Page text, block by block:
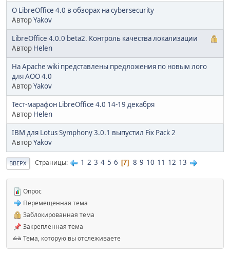
О LibreOffice 4.0 в обзорах на cybersecurity
АвторYakov
LibreOffice 4.0.0 beta2. Контроль качества локализации
Автор Helen
На Apache wiki представлены предложения по новым лого
для AOO 4.0
АвторYakov
Тест-марафон LibreOffice 4.0 14-19 декабря
Автор Helen
IBM для Lotus Symphony 3.0.1 выпустил Fix Pack 2
АвторYakov
ВВЕРХ Страницы 1 2 3 4 5 6 7 8 9 10 11 12 13
Опрос
Перемещенная тема
Заблокированная тема
Закрепленная тема
Тема, которую вы отслеживаете